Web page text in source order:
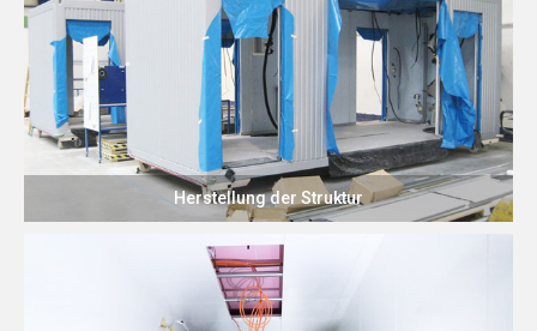
Herstellung der Struktur